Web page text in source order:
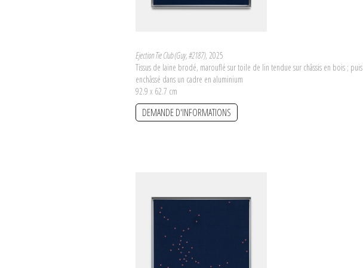
Ejection Tie Club (Guy, #2187), 2025
Tissus de laine brodé, marouflé sur toile de lin tendue sur châssis en bois ; puis
enchâssé dans un cadre en aluminium
92.9 x 62.7 cm
DEMANDE D'INFORMATIONS